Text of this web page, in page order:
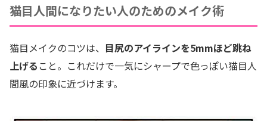
猫目人間になりたい人のためのメイク術
猫目メイクのコツは、 目尻のアイラインを5mmほど跳ね
上げる こと。これだけで一気にシャープで色っぽい猫目人
間風の印象に近づけます。